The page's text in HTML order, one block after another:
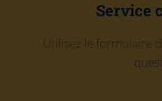
Service
Utilisez le formulaire